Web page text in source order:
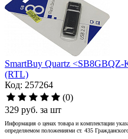
SmartBuy Quartz
(RTL)
Код: 257264
(0)
329 руб. за шт
Информация о ценах товара и комплектации
определяемом положениями ст. 435